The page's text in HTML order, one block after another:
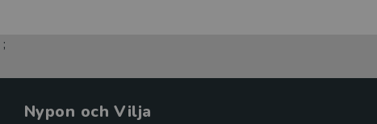
;
Nypon och Vilja